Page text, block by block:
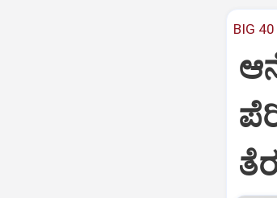
BIG 40